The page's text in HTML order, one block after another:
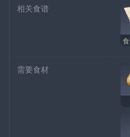
相关食谱
需要食材